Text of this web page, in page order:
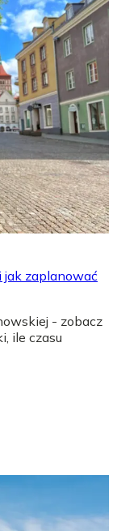
jak zaplanować
- zobacz
ile czasu